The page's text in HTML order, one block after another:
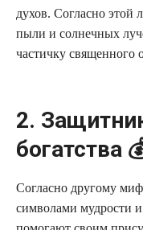
духов. Согласно этой
пыли и солнечных
частичку священного
2.
богатства
Согласно другому
символами мудрости и